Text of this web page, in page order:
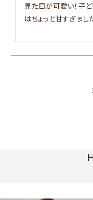
見た目が可愛い！子
はちょっと甘すぎまし